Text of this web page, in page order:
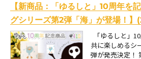
【新商品：「ゆるしと」10周年を
グシリーズ第2弾「海」が登場！
「ゆるしと」
共に楽しめるシ
弾が発売決定！